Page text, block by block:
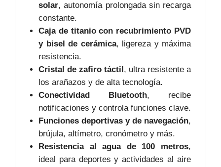
solar, autonomía prolongada sin recarga
constante.
Caja de titanio con recubrimiento PVD
y bisel de cerámica, ligereza y máxima
resistencia.
Cristal de zafiro táctil , ultra resistente a
los arañazos y de alta tecnología.
Conectividad Bluetooth, recibe
notificaciones y controla funciones clave.
Funciones deportivas y de navegación,
brújula, altímetro, cronómetro y más.
Resistencia al agua de 100 metros,
ideal para deportes y actividades al aire